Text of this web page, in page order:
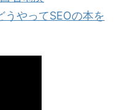
やってSEOの本を